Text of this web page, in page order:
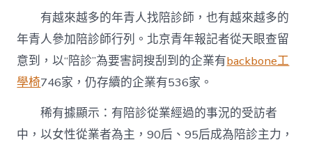
有越來越多的年青人找陪診師，也有越來越多的
年青人參加陪診師行列。北京青年報記者從天眼查留
意到，以“陪診”為要害詞搜刮到的企業有backbone工
學椅746家，仍存續的企業有536家。
稀有據顯示：有陪診從業經過的事況的受訪者
中，以女性從業者為主，90后、95后成為陪診主力，